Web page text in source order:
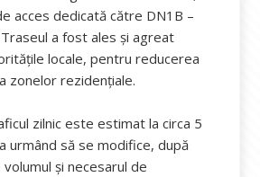
acces dedicată către DN1B –
a fost ales și agreat
locale, pentru reducerea
zonelor rezidențiale.
zilnic este estimat la circa 5
urmând să se modifice, după
și necesarul de